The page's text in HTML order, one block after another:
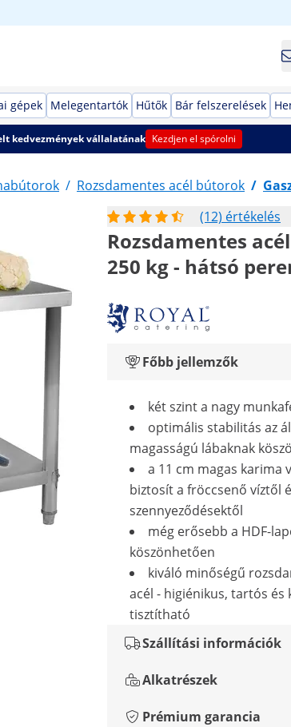
gépek Melegentartók Hűtők Bár felszerelések
kedvezmények vállalatának Kezdjen el spórolni
/ Rozsdamentes acél bútorok /
(12) értékelés
Rozsdamentes
250 kg - hátsó
Főbb jellemzők
két szint a nagy
optimális stabilitás az
magasságú lábaknak
a 11 cm magas karima
biztosít a fröccsenő víztől
szennyeződésektől
még erősebb a HDF-
köszönhetően
kiváló minőségű
acél - higiénikus, tartós és
tisztítható
Szállítási információk
Alkatrészek
Prémium garancia